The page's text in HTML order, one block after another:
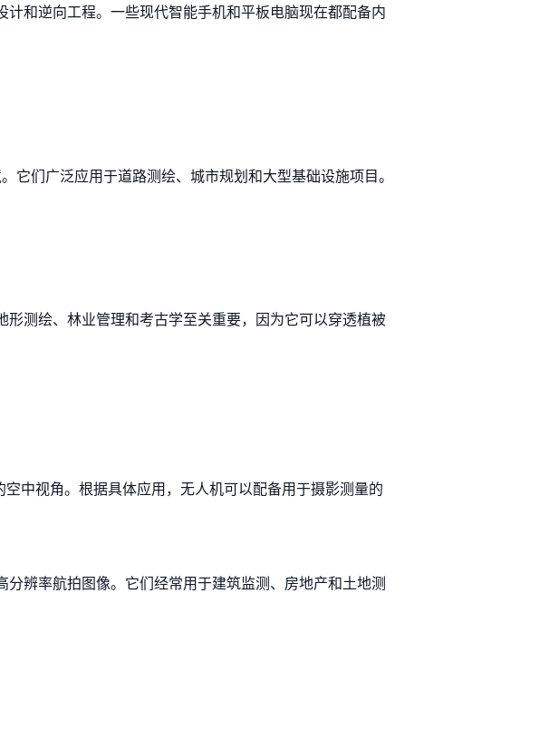
和逆向工程。一些现代智能手机和平板电脑现在都配备内
们广泛应用于道路测绘、城市规划和大型基础设施项目。
测绘、林业管理和考古学至关重要，因为它可以穿透植被
中视角。根据具体应用，无人机可以配备用于摄影测量的
辨率航拍图像。它们经常用于建筑监测、房地产和土地测